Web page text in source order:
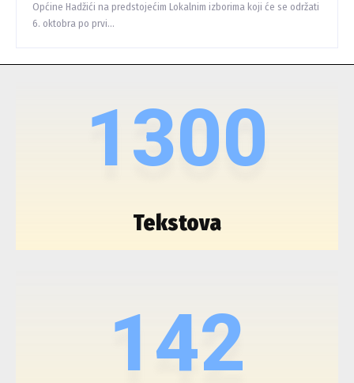
Općine Hadžići na predstojećim Lokalnim izborima koji će se održati
6. oktobra po prvi...
1300
Tekstova
142